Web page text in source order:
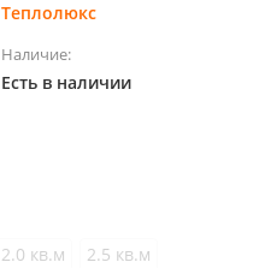
Теплолюкс
Наличие:
Есть в наличии
2.0 кв.м
2.5 кв.м